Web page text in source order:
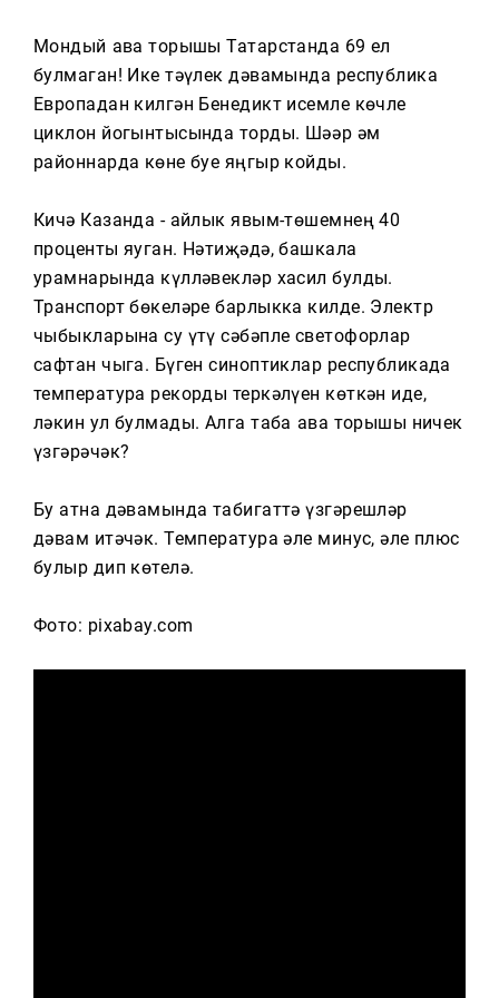
Мондый һава торышы Татарстанда 69 ел
булмаган! Ике тәүлек дәвамында республика
Европадан килгән Бенедикт исемле көчле
циклон йогынтысында торды. Шәһәр һәм
районнарда көне буе яңгыр койды.
Кичә Казанда - айлык явым-төшемнең 40
проценты яуган. Нәтиҗәдә, башкала
урамнарында күлләвекләр хасил булды.
Транспорт бөкеләре барлыкка килде. Электр
чыбыкларына су үтү сәбәпле светофорлар
сафтан чыга. Бүген синоптиклар республикада
температура рекорды теркәлүен көткән иде,
ләкин ул булмады. Алга таба һава торышы ничек
үзгәрәчәк?
Бу атна дәвамында табигаттә үзгәрешләр
дәвам итәчәк. Температура әле минус, әле плюс
булыр дип көтелә.
Фото: pixabay.com